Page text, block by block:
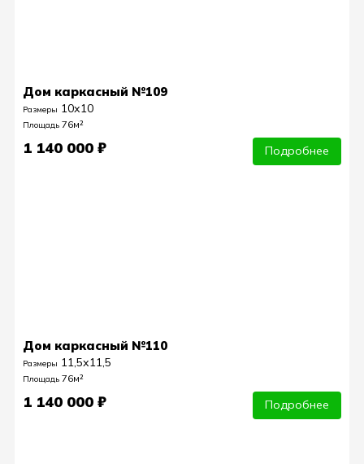
Дом каркасный №109
Размеры 10х10
Площадь 76м²
1 140 000 ₽ Подробнее
Дом каркасный №110
Размеры 11,5х11,5
Площадь 76м²
1 140 000 ₽ Подробнее